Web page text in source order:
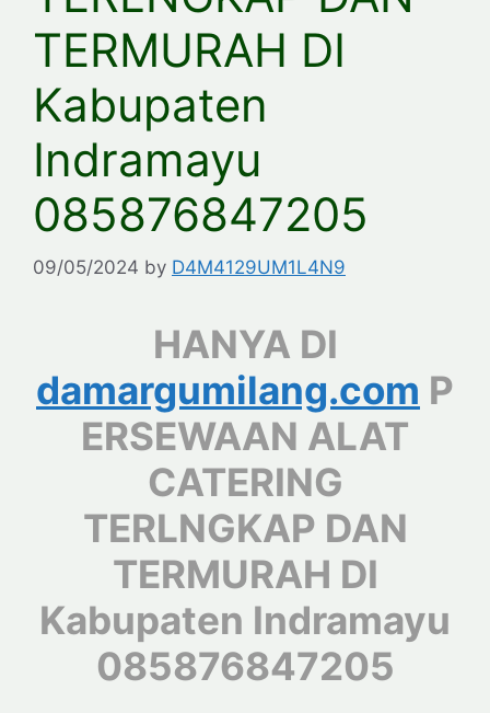
TERMURAH DI
Kabupaten
Indramayu
085876847205
09/05/2024 by D4M4129UM1L4N9
HANYA DI
damargumilang.com P
ERSEWAAN ALAT
CATERING
TERLNGKAP DAN
TERMURAH DI
Kabupaten Indramayu
085876847205